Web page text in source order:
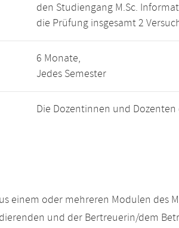
den Studiengang M.Sc.
die Prüfung insgesamt 2
6 Monate,
Jedes Semester
Die Dozentinnen und
einem oder mehreren Modulen des
und der Bertreuerin/dem